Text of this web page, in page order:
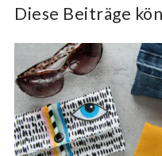
Diese Beiträge